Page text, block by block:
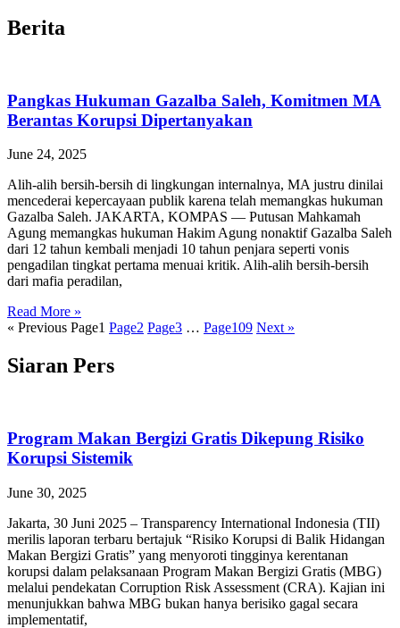
Berita
Pangkas Hukuman Gazalba Saleh, Komitmen MA
Berantas Korupsi Dipertanyakan
June 24, 2025
Alih-alih bersih-bersih di lingkungan internalnya, MA justru dinilai
mencederai kepercayaan publik karena telah memangkas hukuman
Gazalba Saleh. JAKARTA, KOMPAS — Putusan Mahkamah
Agung memangkas hukuman Hakim Agung nonaktif Gazalba Saleh
dari 12 tahun kembali menjadi 10 tahun penjara seperti vonis
pengadilan tingkat pertama menuai kritik. Alih-alih bersih-bersih
dari mafia peradilan,
Read More »
« Previous Page1 Page2 Page3 … Page109 Next »
Siaran Pers
Program Makan Bergizi Gratis Dikepung Risiko
Korupsi Sistemik
June 30, 2025
Jakarta, 30 Juni 2025 – Transparency International Indonesia (TII)
merilis laporan terbaru bertajuk “Risiko Korupsi di Balik Hidangan
Makan Bergizi Gratis” yang menyoroti tingginya kerentanan
korupsi dalam pelaksanaan Program Makan Bergizi Gratis (MBG)
melalui pendekatan Corruption Risk Assessment (CRA). Kajian ini
menunjukkan bahwa MBG bukan hanya berisiko gagal secara
implementatif,